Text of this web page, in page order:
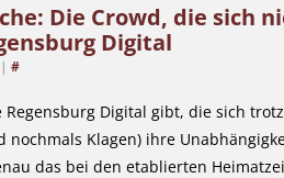
Die Crowd, die sich
Digital
| #
Digital gibt, die sich
nochmals Klagen) ihre
das bei den etablierten